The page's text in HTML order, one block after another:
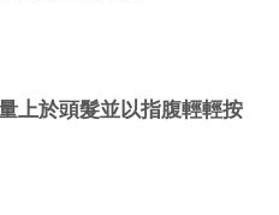
上於頭髮並以指腹輕輕按